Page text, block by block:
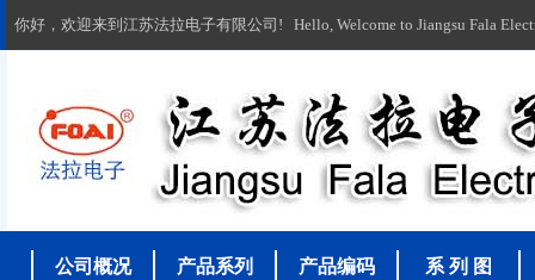
你好，欢迎来到江苏法拉电子有限公司! Hello, Welcome to Jiangsu Fala
公司概况 产品系列 产品编码 系 列 图